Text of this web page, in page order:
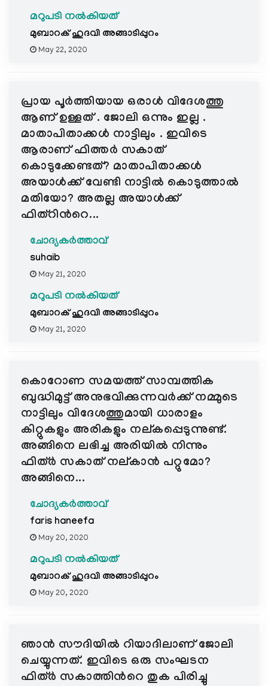
മറുപടി നൽകിയത്
മുബാറക് ഹുദവി അങ്ങാടിപ്പുറം
May 22, 2020
പ്രായ പൂർത്തിയായ ഒരാൾ വിദേശത്തു
ആണ് ഉള്ളത് . ജോലി ഒന്നും ഇല്ല .
മാതാപിതാക്കൾ നാട്ടിലും . ഇവിടെ
ആരാണ് ഫിത്തർ സകാത്
കൊടുക്കേണ്ടത്? മാതാപിതാക്കൾ
അയാൾക്ക് വേണ്ടി നാട്ടിൽ കൊടുത്താൽ
മതിയോ? അതല്ല അയാൾക്ക്‌
ഫിത്റിന്‍റെ...
ചോദ്യകർത്താവ്
suhaib
May 21, 2020
മറുപടി നൽകിയത്
മുബാറക് ഹുദവി അങ്ങാടിപ്പുറം
May 21, 2020
കൊറോണ സമയത്ത് സാമ്പത്തിക
ബുദ്ധിമുട്ട് അനുഭവിക്കുന്നവർക്ക് നമ്മുടെ
നാട്ടിലും വിദേശത്തുമായി ധാരാളം
കിറ്റുകളും അരികളും നല്കപ്പെടുന്നുണ്ട്.
അങ്ങിനെ ലഭിച്ച അരിയിൽ നിന്നും
ഫിത്ർ സകാത് നല്കാൻ പറ്റുമോ?
അങ്ങിനെ...
ചോദ്യകർത്താവ്
faris haneefa
May 20, 2020
മറുപടി നൽകിയത്
മുബാറക് ഹുദവി അങ്ങാടിപ്പുറം
May 20, 2020
ഞാൻ സൗദിയിൽ റിയാദിലാണ് ജോലി
ചെയ്യുന്നത്. ഇവിടെ ഒരു സംഘടന
ഫിത്ർ സകാത്തിന്‍റെ തുക പിരിച്ചു